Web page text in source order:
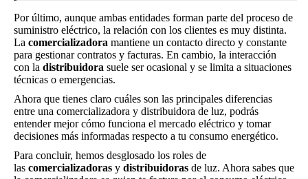
Por último, aunque ambas entidades forman parte del proceso de
suministro eléctrico, la relación con los clientes es muy distinta.
La comercializadora mantiene un contacto directo y constante
para gestionar contratos y facturas. En cambio, la interacción
con la distribuidora suele ser ocasional y se limita a situaciones
técnicas o emergencias.
Ahora que tienes claro cuáles son las principales diferencias
entre una comercializadora y distribuidora de luz, podrás
entender mejor cómo funciona el mercado eléctrico y tomar
decisiones más informadas respecto a tu consumo energético.
Para concluir, hemos desglosado los roles de
las comercializadoras y distribuidoras de luz. Ahora sabes que